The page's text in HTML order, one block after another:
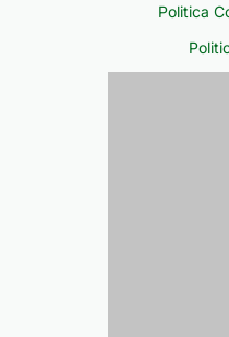
Politica